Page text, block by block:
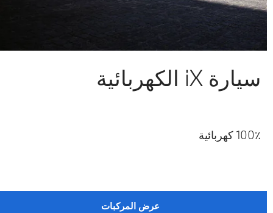
سيارة iX الكهربائية
100٪ كهربائية
عرض المركبات